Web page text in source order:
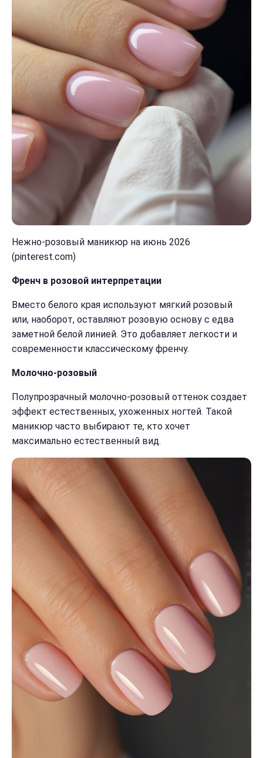
Нежно-розовый маникюр на июнь 2026
(pinterest.com)
Френч в розовой интерпретации
Вместо белого края используют мягкий розовый
или, наоборот, оставляют розовую основу с едва
заметной белой линией. Это добавляет легкости и
современности классическому френчу.
Молочно-розовый
Полупрозрачный молочно-розовый оттенок создает
эффект естественных, ухоженных ногтей. Такой
маникюр часто выбирают те, кто хочет
максимально естественный вид.